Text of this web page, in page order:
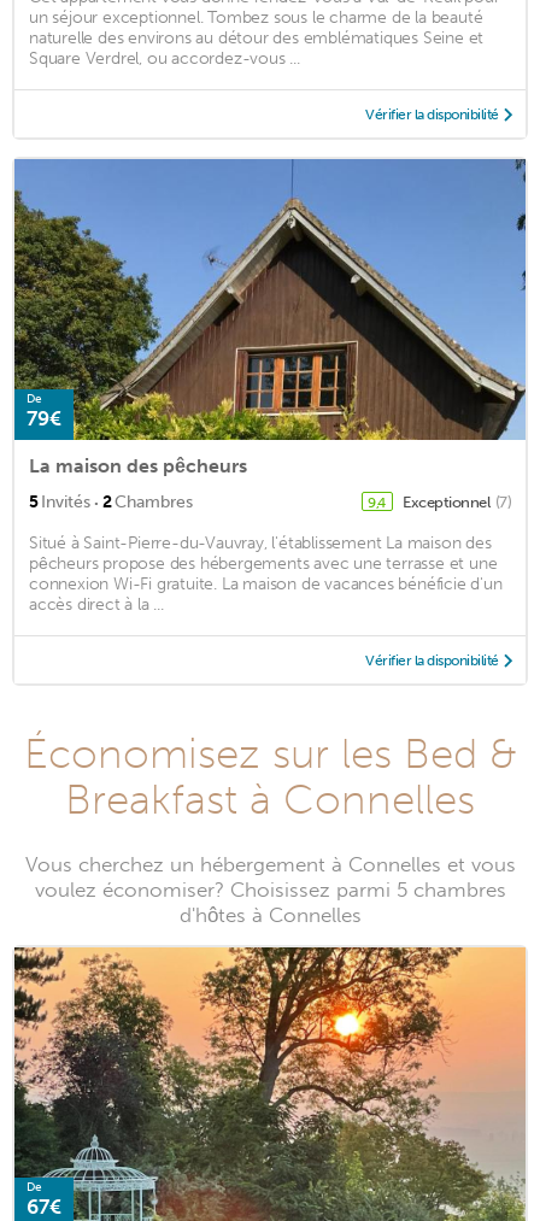
un séjour exceptionnel. Tombez sous le charme de la beauté
naturelle des environs au détour des emblématiques Seine et
Square Verdrel, ou accordez-vous ...
Vérifier la disponibilité
De
79€
La maison des pêcheurs
5Invités · 2Chambres 9,4 Exceptionnel (7)
Situé à Saint-Pierre-du-Vauvray, l'établissement La maison des
pêcheurs propose des hébergements avec une terrasse et une
connexion Wi-Fi gratuite. La maison de vacances bénéficie d'un
accès direct à la ...
Vérifier la disponibilité
Économisez sur les Bed &
Breakfast à Connelles
Vous cherchez un hébergement à Connelles et vous
voulez économiser? Choisissez parmi 5 chambres
d'hôtes à Connelles
De
67€